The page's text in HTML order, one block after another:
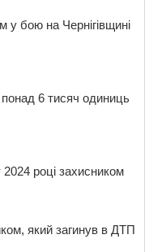
у бою на Чернігівщині
6 тисяч одиниць
році захисником
який загинув в ДТП